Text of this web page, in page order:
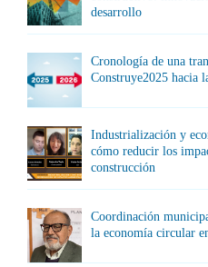
desarrollo
Cronología de una
Construye2025 hacia
Industrialización y
cómo reducir los
construcción
Coordinación
la economía circular